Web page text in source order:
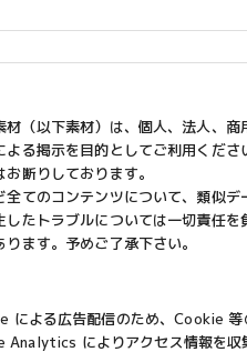
（以下素材）は、個人、法人、商
る掲示を目的としてご利用くださ
断りしております。
てのコンテンツについて、類似
たトラブルについては一切責任
ます。予めご了承下さい。
よる広告配信のため、Cookie 等
によりアクセス情報を収